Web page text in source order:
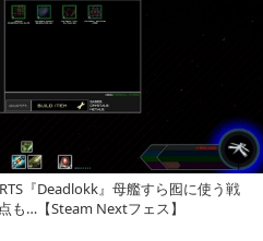
『Deadlokk』母艦すら囮に使う戦
も…【Steam Nextフェス】